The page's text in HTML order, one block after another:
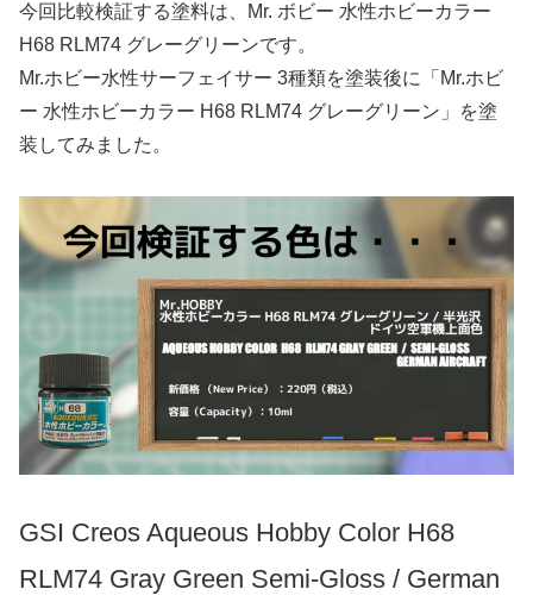
今回比較検証する塗料は、Mr. ボビー 水性ホビーカラー
H68 RLM74 グレーグリーンです。
Mr.ホビー水性サーフェイサー 3種類を塗装後に「Mr.ホビ
ー 水性ホビーカラー H68 RLM74 グレーグリーン」を塗
装してみました。
GSI Creos Aqueous Hobby Color H68
RLM74 Gray Green Semi-Gloss / German